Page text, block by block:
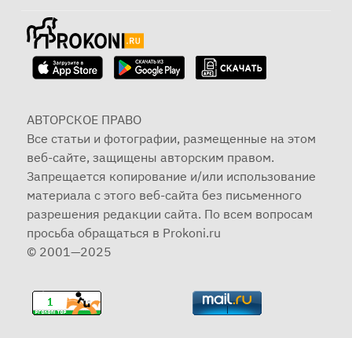
АВТОРСКОЕ ПРАВО
Все статьи и фотографии, размещенные на этом
веб-сайте, защищены авторским правом.
Запрещается копирование и/или использование
материала с этого веб-сайта без письменного
разрешения редакции сайта. По всем вопросам
просьба обращаться в Prokoni.ru
© 2001—2025